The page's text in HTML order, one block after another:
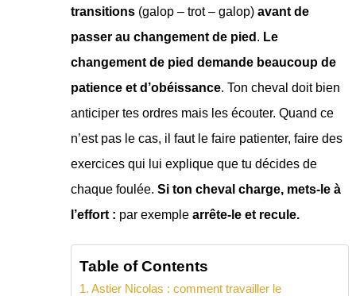
transitions(galop – trot – galop) avant de
passer au changement de pied . Le
changement de pied demande beaucoup de
patience et d’obéissance. Ton cheval doit bien
anticiper tes ordres mais les écouter. Quand ce
n’est pas le cas, il faut le faire patienter, faire des
exercices qui lui explique que tu décides de
chaque foulée. Si ton cheval charge, mets-le à
l’effort : par exemplearrête-le et recule.
Table of Contents
Astier Nicolas : comment travailler le